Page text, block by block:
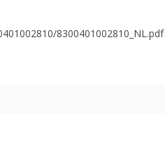
8300401002810_NL.pdf